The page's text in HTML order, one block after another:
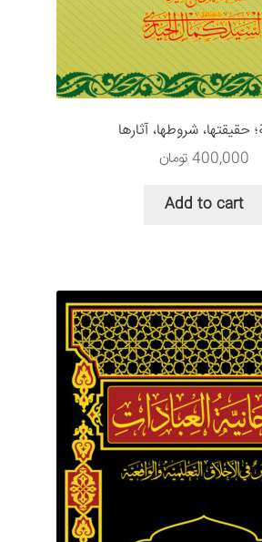
حقيقتها، شروطها، آثارها
400,000 تومان
Add to cart